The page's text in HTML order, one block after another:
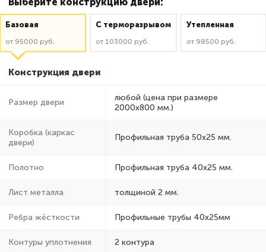
Базовая
от 95000 руб.
C терморазрывом
от 103000 руб.
Утепленная
от 98500 руб.
Конструкция двери
Размер двери
любой (цена при размере
2000x800 мм.)
Коробка (каркас
двери)
Профильная труба 50х25 мм.
Полотно Профильная труба 40х25 мм.
Лист металла толщиной 2 мм.
Ребра жёсткости Профильные трубы 40х25мм
Контуры уплотнения 2 контура